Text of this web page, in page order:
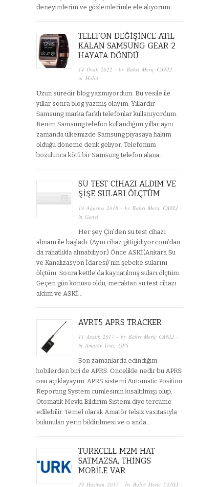
deneyimlerim ve gözlemlerimle ele alıyorum.
TELEFON DEĞIŞINCE ATIL
KALAN SAMSUNG GEAR 2
HAYATA DÖNDÜ
14 Ocak 2022 · byBahri Meriç CANLI ·
inMobil
Uzun süredir blog yazmıyordum. Bu vesile ile
yıllar sonra blog yazmış olayım. Yıllardır
Samsung marka farklı telefonlar kullanıyordum.
Benim Samsung telefon kullandığım yıllar aynı
zamanda ülkemizde Samsung piyasaya hakim
olduğu döneme denk geliyor. Telefonum
bozulunca kötü bir Samsung telefon alana…
SU TEST CIHAZI ALDIM VE
ŞIŞE SULARI ÖLÇTÜM
19 Ağustos 2018 · by Bahri Meriç CANLI ·
inGenel
Her şey Çin’den su test cihazı
almam ile başladı. (Aynı cihaz gittigidiyor.com’dan
da rahatlıkla alınabiliyor.) Önce ASKİ(Ankara Su
ve Kanalizasyon İdaresi)’nin şebeke sularını
ölçtüm. Sonra kettle’da kaynatılmış suları ölçtüm.
Geçen gün konusu oldu, meraktan su test cihazı
aldım ve ASKİ…
AVRT5 APRS TRACKER
11 Aralık 2017 · by Bahri Meriç CANLI ·
inAmatör Tesiz ,GPS
Son zamanlarda edindiğim
hobilerden biri de APRS. Öncelikle nedir bu APRS
onu açıklayayım. APRS sistemi Automatic Position
Reporting System cümlesinin kısaltılmışı olup,
Otomatik Mevki Bildirim Sistemi diye tercüme
edilebilir. Temel olarak Amatör telsiz vasıtasıyla
bulunulan yerin bildirilmesi ve o anda…
TURKCELL M2M HAT
SATMAZSA, THINGS
MOBILE VAR
29 Haziran 2017 · byBahri Meriç CANLI ·